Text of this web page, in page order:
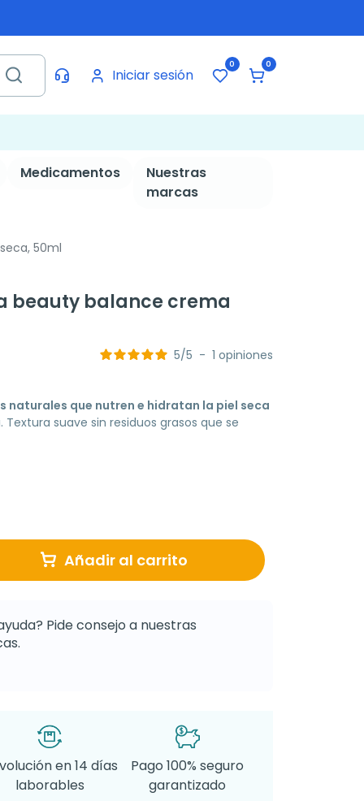
Iniciar sesión
0 0
Medicamentos
Nuestras
marcas
50ml
beauty balance crema
5/5 - 1 opiniones
naturales que nutren e hidratan la piel seca
suave sin residuos grasos que se
Añadir al carrito
Pide consejo a nuestras
en 14 días
laborables
Pago 100% seguro
garantizado